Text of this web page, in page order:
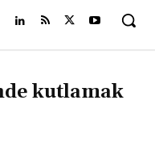
kutlamak